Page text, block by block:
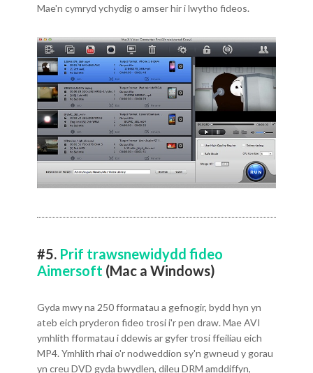
Mae'n cymryd ychydig o amser hir i lwytho fideos.
#5. Prif trawsnewidydd fideo
Aimersoft (Mac a Windows)
Gyda mwy na 250 fformatau a gefnogir, bydd hyn yn
ateb eich pryderon fideo trosi i'r pen draw. Mae AVI
ymhlith fformatau i ddewis ar gyfer trosi ffeiliau eich
MP4. Ymhlith rhai o'r nodweddion sy'n gwneud y gorau
yn creu DVD gyda bwydlen, dileu DRM amddiffyn,